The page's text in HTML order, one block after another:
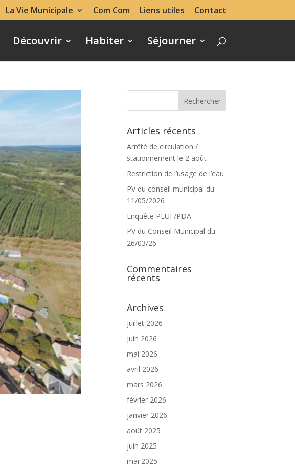
La Vie Municipale Com Com Liens utiles Contact
Découvrir Habiter Séjourner
Articles récents
Arrêté de circulation /
stationnement le 2 août
Restriction de l’usage de l’eau
PV du conseil municipal du
11/05/2026
Enquête PLUI /PDA
PV du Conseil Municipal du
26/03/26
Commentaires
récents
Archives
juillet 2026
juin 2026
mai 2026
avril 2026
mars 2026
février 2026
janvier 2026
août 2025
juin 2025
mai 2025